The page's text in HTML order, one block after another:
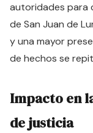
autoridades para
de San Juan de
y una mayor
de hechos se
Impacto en
de justicia